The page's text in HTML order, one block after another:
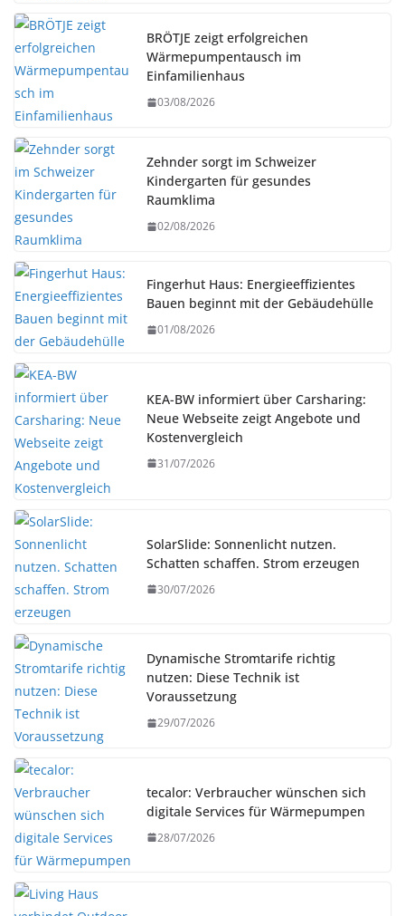
BRÖTJE zeigt erfolgreichen
Wärmepumpentausch im
Einfamilienhaus
03/08/2026
Zehnder sorgt im Schweizer
Kindergarten für gesundes
Raumklima
02/08/2026
Fingerhut Haus: Energieeffizientes
Bauen beginnt mit der Gebäudehülle
01/08/2026
KEA-BW informiert über Carsharing:
Neue Webseite zeigt Angebote und
Kostenvergleich
31/07/2026
SolarSlide: Sonnenlicht nutzen.
Schatten schaffen. Strom erzeugen
30/07/2026
Dynamische Stromtarife richtig
nutzen: Diese Technik ist
Voraussetzung
29/07/2026
tecalor: Verbraucher wünschen sich
digitale Services für Wärmepumpen
28/07/2026